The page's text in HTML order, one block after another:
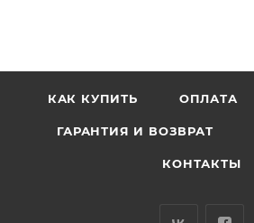
КАК КУПИТЬ ОПЛАТА
ГАРАНТИЯ И ВОЗВРАТ
КОНТАКТЫ